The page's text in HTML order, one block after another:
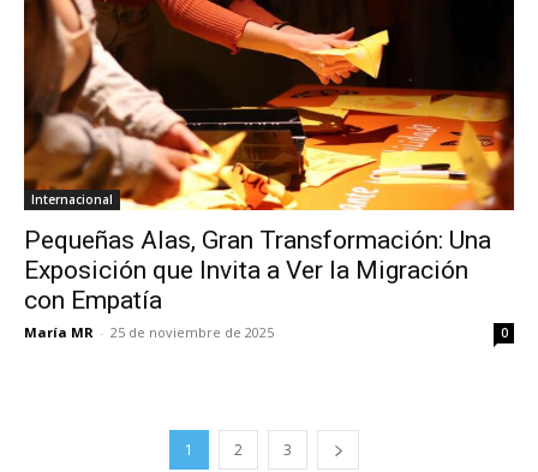
Internacional
Pequeñas Alas, Gran Transformación: Una
Exposición que Invita a Ver la Migración
con Empatía
María MR - 25 de noviembre de 2025 0
1 2 3